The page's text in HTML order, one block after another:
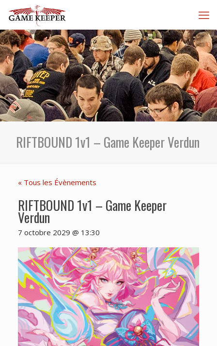
RIFTBOUND 1v1 – Game Keeper Verdun
« Tous les Évènements
RIFTBOUND 1v1 – Game Keeper
Verdun
7 octobre 2029 @ 13:30